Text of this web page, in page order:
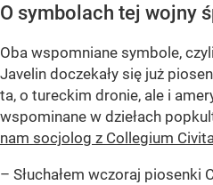
O symbolach tej wojny
Oba wspomniane symbole,
Javelin doczekały się już
ta, o tureckim dronie, ale i
wspominane w dziełach
nam socjolog z Collegium
– Słuchałem wczoraj piosenki